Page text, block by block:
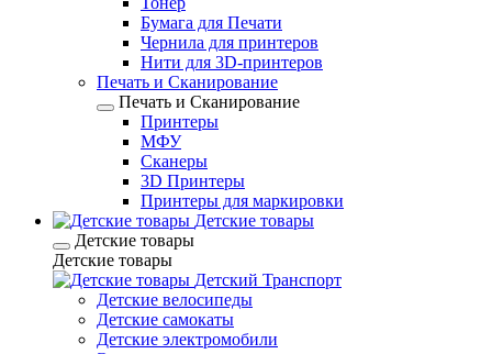
Бумага для Печати
Чернила для принтеров
Нити для 3D-принтеров
Печать и Сканирование
Печать и Сканирование
Принтеры
МФУ
Сканеры
3D Принтеры
Принтеры для маркировки
Детские товары
Детские товары
Детские товары
Детский Транспорт
Детские велосипеды
Детские самокаты
Детские электромобили